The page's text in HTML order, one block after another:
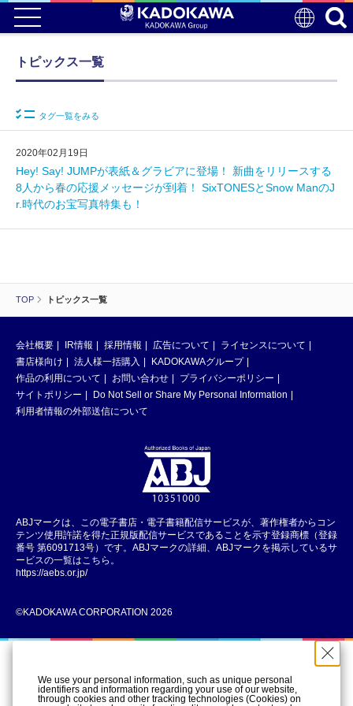
TOP トピックス一覧
トピックス一覧
タグ一覧をみる
2020年02月19日
Hey! Say! JUMPが表紙＆グラビアに登場！ 新曲をリリースする
8人から春の応援メッセージが到着！ SixTONESとSnow ManのJ
r.時代のお宝写真特集も！
会社概要 IR情報 採用情報 広告について
ライセンスについて
書店様向け
法人様一括購入
KADOKAWAグループ
作品の利用について
お問い合わせ
プライバシーポリシー
サイトポリシー
Do Not Sell or Share My Personal Information
利用者情報の外部送信について
ABJマークは、この電子書店・電子書籍配信サービスが、著作権者からコン
テンツ使用許諾を得た正規版配信サービスであることを示す登録商標（登録
番号 第6091713号）です。ABJマークの詳細、ABJマークを掲示しているサ
ービスの一覧はこちら。
https://aebs.or.jp/
©KADOKAWA CORPORATION 2026
We use your personal information, such as unique personal
identifiers and information regarding your use of our website,
through cookies and other tracking technologies (Cookies) on